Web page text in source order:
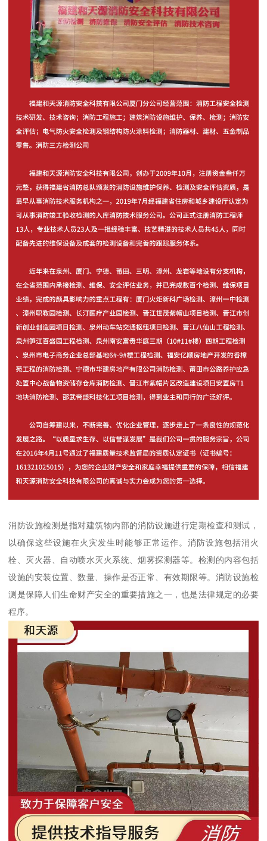
消防设施检测是指对建筑物内部的消防设施进行定期检查和测试，
以确保这些设施在火灾发生时能够正常运作。消防设施包括消火
栓、灭火器、自动喷水灭火系统、烟雾探测器等。检测的内容包括
设施的安装位置、数量、操作是否正常、有效期限等。消防设施检
测是保障人们生命财产安全的重要措施之一，也是法律规定的必要
程序。